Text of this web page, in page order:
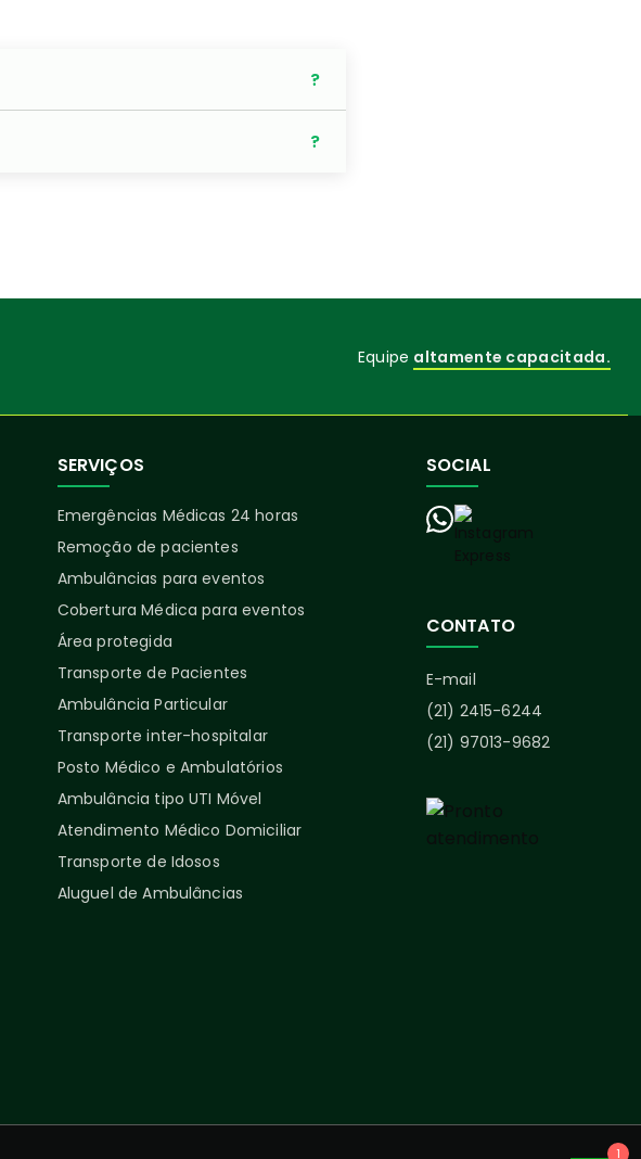
Equipe altamente capacitada.
SERVIÇOS
Emergências Médicas 24 horas
Remoção de pacientes
Ambulâncias para eventos
Cobertura Médica para eventos
Área protegida
Transporte de Pacientes
Ambulância Particular
Transporte inter-hospitalar
Posto Médico e Ambulatórios
Ambulância tipo UTI Móvel
Atendimento Médico Domiciliar
Transporte de Idosos
Aluguel de Ambulâncias
SOCIAL
CONTATO
E-mail
(21) 2415-6244
(21) 97013-9682
1